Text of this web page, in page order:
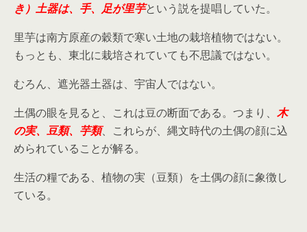
き）土器は、手、足が里芋という説を提唱していた。
里芋は南方原産の穀類で寒い土地の栽培植物ではない。
もっとも、東北に栽培されていても不思議ではない。
むろん、遮光器土器は、宇宙人ではない。
土偶の眼を見ると、これは豆の断面である。つまり、 木
の実、豆類、芋類、これらが、縄文時代の土偶の顔に込
められていることが解る。
生活の糧である、植物の実（豆類）を土偶の顔に象徴し
ている。